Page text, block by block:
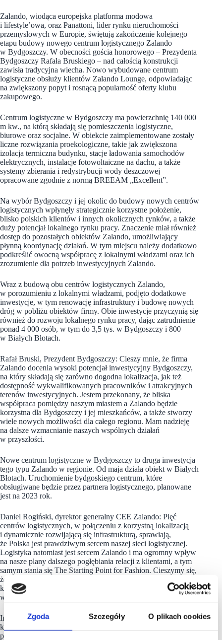
Zgoda Szczegóły O plikach cookies
Zalando, wiodąca europejska platforma modowa
i lifestyle’owa, oraz Panattoni, lider rynku nieruchomości
przemysłowych w Europie, świętują zakończenie kolejnego
etapu budowy nowego centrum logistycznego Zalando
w Bydgoszczy. W obecności gościa honorowego – Prezydenta
Bydgoszczy Rafała Bruskiego – nad całością konstrukcji
zawisła tradycyjna wiecha. Nowo wybudowane centrum
logistyczne obsłuży klientów Zalando Lounge, odpowiadając
na zwiększony popyt i rosnącą popularność oferty klubu
zakupowego.
Centrum logistyczne w Bydgoszczy ma powierzchnię 140 000
m kw., na którą składają się pomieszczenia logistyczne,
biurowe oraz socjalne. W obiekcie zaimplementowane zostały
liczne rozwiązania proekologiczne, takie jak zwiększona
izolacja termiczna budynku, stacje ładowania samochodów
elektrycznych, instalacje fotowoltaiczne na dachu, a także
systemy zbierania i redystrybucji wody deszczowej
opracowane zgodnie z normą BREEAM „Excellent”.
Na wybór Bydgoszczy i jej okolic do budowy nowych centrów
logistycznych wpłynęły strategicznie korzystne położenie,
blisko polskich klientów i innych okolicznych rynków, a także
duży potencjał lokalnego rynku pracy. Znaczenie miał również
dostęp do pozostałych obiektów Zalando, umożliwiający
płynną koordynację działań. W tym miejscu należy dodatkowo
podkreślić owocną współpracę z lokalnymi władzami oraz ich
zrozumienie dla potrzeb inwestycyjnych Zalando.
Wraz z budową obu centrów logistycznych Zalando,
w porozumieniu z lokalnymi władzami, podjęto dodatkowe
inwestycje, w tym renowację infrastruktury i budowę nowych
dróg w pobliżu obiektów firmy. Obie inwestycje przyczynią się
również do rozwoju lokalnego rynku pracy, dając zatrudnienie
ponad 4 000 osób, w tym do 3,5 tys. w Bydgoszczy i 800
w Białych Błotach.
Rafał Bruski, Prezydent Bydgoszczy: Cieszy mnie, że firma
Zalando docenia wysoki potencjał inwestycyjny Bydgoszczy,
na który składają się zarówno dogodna lokalizacja, jak też
dostępność wykwalifikowanych pracowników i atrakcyjnych
terenów inwestycyjnych. Jestem przekonany, że bliska
współpraca pomiędzy naszym miastem a Zalando będzie
korzystna dla Bydgoszczy i jej mieszkańców, a także stworzy
wiele nowych możliwości dla całego regionu. Mam nadzieję
na dalsze wzmacnianie naszych wspólnych działań
w przyszłości.
Nowe centrum logistyczne w Bydgoszczy to druga inwestycja
tego typu Zalando w regionie. Od maja działa obiekt w Białych
Błotach. Uruchomienie bydgoskiego centrum, które
obsługiwane będzie przez partnera logistycznego, planowane
jest na 2023 rok.
Daniel Rogiński, dyrektor generalny CEE Zalando: Pięć
centrów logistycznych, w połączeniu z korzystną lokalizacją
i dynamicznie rozwijającą się infrastrukturą, sprawiają,
że Polska jest prawdziwym sercem naszej sieci logistycznej.
Logistyka natomiast jest sercem Zalando i ma ogromny wpływ
na nasze plany dalszego pogłębiania relacji z klientami, a tym
samym stania się The Starting Point for Fashion. Cieszymy się,
że poprzez nasze inwestycje i tworzenie nowych miejsc pracy,
których do tej pory stworzyliśmy w Polsce 12 000, możemy
wspierać rozwój różnych regionów Polski.
Inwestycja realizowana jest przez Panattoni, dewelopera,
który dostarczył już 17 mln m kw. w Europie, z czego ok. 30
procent dla sektora e-commerce.